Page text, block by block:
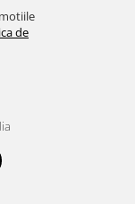
de